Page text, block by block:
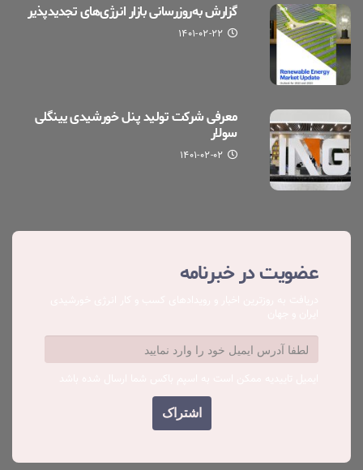
گزارش به‌روزرسانی بازار انرژی‌های تجدیدپذیر
۱۴۰۱-۰۲-۲۲
معرفی شرکت تولید پنل خورشیدی یینگلی
سولار
۱۴۰۱-۰۲-۰۲
عضویت در خبرنامه